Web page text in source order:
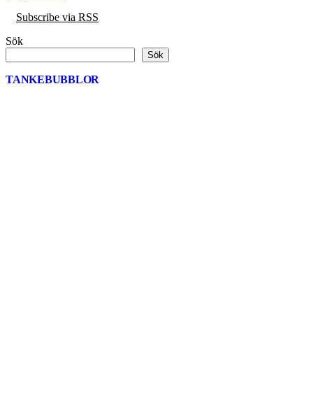
Subscribe via RSS
Sök
Sök
TANKEBUBBLOR